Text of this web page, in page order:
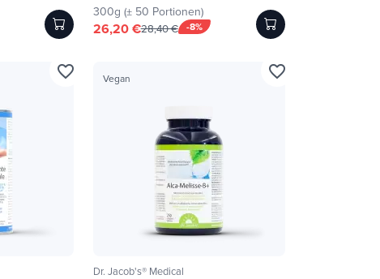
300g (± 50 Portionen)
-8%
26,20 €28,40 €
favorite_border Vegan
Dr. Jacob's® Medical
favorite_border